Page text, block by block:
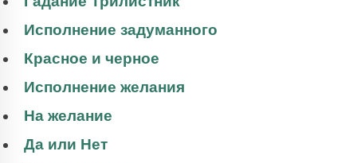
Исполнение задуманного
Красное и черное
Исполнение желания
На желание
Да или Нет